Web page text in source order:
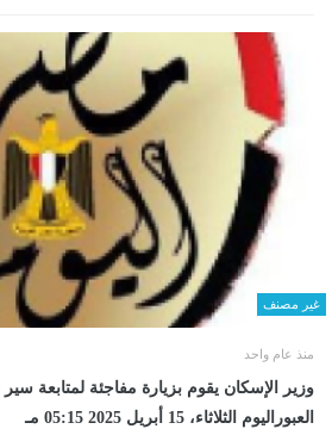
غير مصنف
منذ عام واحد
وزير الإسكان يقوم بزيارة مفاجئة لمتابعة سير
العبوراليوم الثلاثاء، 15 أبريل 2025 05:15 مـ